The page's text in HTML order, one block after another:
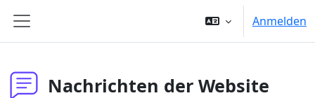
Website-Übersicht
Anmelden
Nachrichten der Website